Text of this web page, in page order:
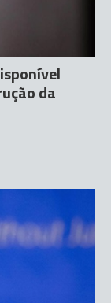
da